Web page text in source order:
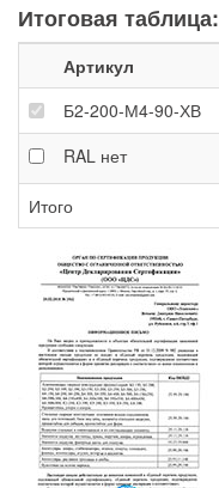
Итоговая таблица:
Артикул
Б2-200-М4-90-ХВ
RAL нет
Итого